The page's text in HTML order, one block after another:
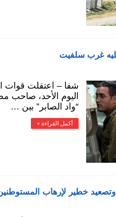
عليه غرب سلفيت
شفا – اعتقلت قوات
اليوم الأحد، صاحب
“واد الصابر” بين …
أكمل القراءة »
خطير لإرهاب